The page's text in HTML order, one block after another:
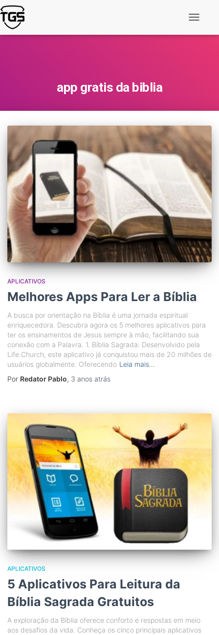
app gratis da biblia
APLICATIVOS
Melhores Apps Para Ler a Bíblia
A busca por orientação na Bíblia é uma jornada espiritual
enriquecedora. Descubra agora os 5 melhores aplicativos para
ter os ensinamentos de Jesus sempre à mão, facilitando sua
conexão com a Palavra. 1. Bíblia Sagrada: Desenvolvido pela
Life.Church, este aplicativo já conquistou mais de 20 milhões de
usuários globalmente. Oferecendo Leia mais…
Por Redator Pablo, 3 anos atrás
APLICATIVOS
5 Aplicativos Para Leitura da
Bíblia Sagrada Gratuitos
A exploração da Bíblia oferece conforto e respostas em meio
aos desafios da vida. Conheça os cinco principais aplicativos